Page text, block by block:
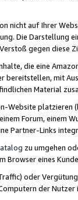
nicht auf Ihrer
Die Darstellung
gegen diese
die eine
bereitstellen, mit
Material
Website
Forum, einem
Partner-Links
zu umgehen
Browser eines
oder
der